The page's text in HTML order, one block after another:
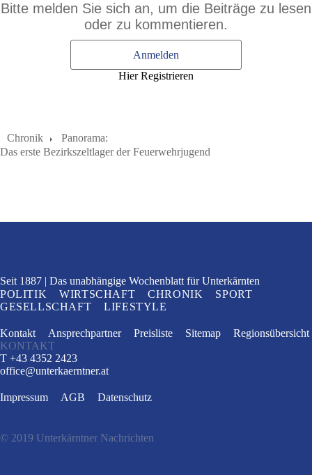
Bitte melden Sie sich an, um die Beiträge zu lesen
oder zu kommentieren.
Anmelden
Hier Registrieren
Chronik
Panorama:
Das erste Bezirkszeltlager der Feuerwehrjugend
Seit 1887 Das unabhängige Wochenblatt für Unterkärnten
POLITIK
WIRTSCHAFT CHRONIK
SPORT
GESELLSCHAFT
LIFESTYLE
Kontakt Ansprechpartner Preisliste Sitemap
Regionsübersicht
KONTAKT
T +43 4352 2423
office@unterkaerntner.at
Impressum AGB Datenschutz
© 2019 Unterkärntner Nachrichten